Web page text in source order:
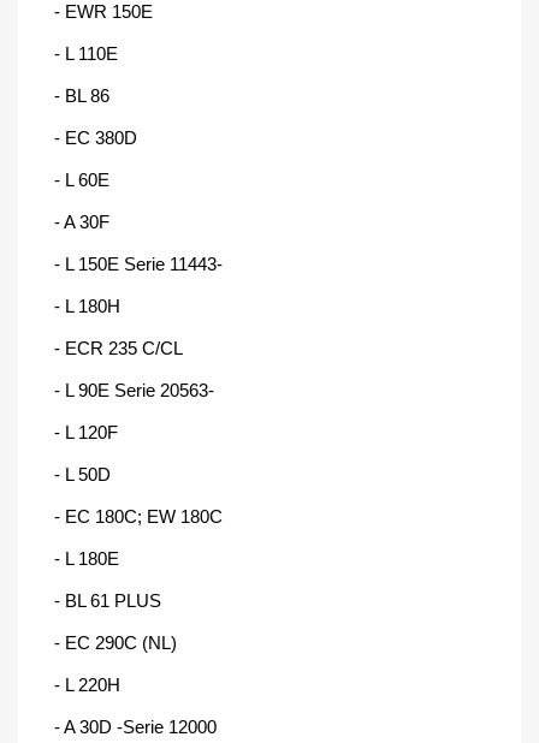
- EWR 150E
- L 110E
- BL 86
- EC 380D
- L 60E
- A 30F
- L 150E Serie 11443-
- L 180H
- ECR 235 C/CL
- L 90E Serie 20563-
- L 120F
- L 50D
- EC 180C; EW 180C
- L 180E
- BL 61 PLUS
- EC 290C (NL)
- L 220H
- A 30D -Serie 12000